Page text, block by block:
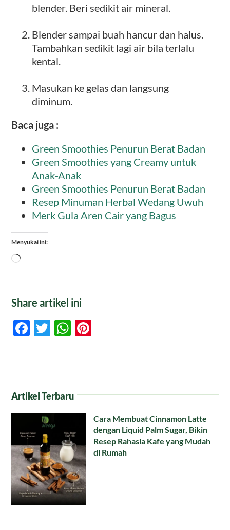
blender. Beri sedikit air mineral.
Blender sampai buah hancur dan halus.
Tambahkan sedikit lagi air bila terlalu
kental.
Masukan ke gelas dan langsung
diminum.
Baca juga :
Green Smoothies Penurun Berat Badan
Green Smoothies yang Creamy untuk
Anak-Anak
Green Smoothies Penurun Berat Badan
Resep Minuman Herbal Wedang Uwuh
Merk Gula Aren Cair yang Bagus
Menyukai ini:
Memuat...
Share artikel ini
Facebook
TwitterWhatsApp
Artikel Terbaru
Cara Membuat Cinnamon Latte
dengan Liquid Palm Sugar, Bikin
Resep Rahasia Kafe yang Mudah
di Rumah